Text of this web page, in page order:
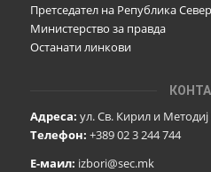
Претседател на Република
Министерство за правда
Останати линкови
Адреса: ул. Св. Кирил и Методиј
Телефон: +389 02 3 244 744
Е-маил: izbori@sec.mk